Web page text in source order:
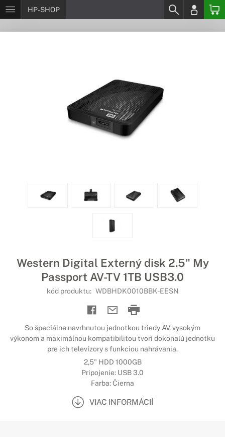
HP-SHOP
Western Digital Externý disk 2.5" My
Passport AV-TV 1TB USB3.0
kód produktu: WDBHDK0010BBK-EESN
So špeciálne navrhnutou jednotkou triedy AV, vysokým
výkonom a maximálnou kompatibilitou tvorí dokonalú jednotku
pre ich televízory s funkciou nahrávania.
2,5" HDD 1000GB
Pripojenie: USB 3.0
Farba: Čierna
VIAC INFORMÁCIÍ